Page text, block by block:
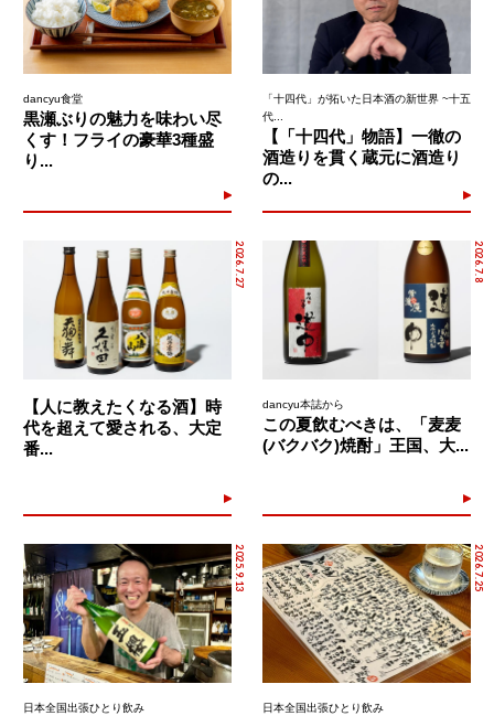
dancyu食堂
黒瀬ぶりの魅力を味わい尽
くす！フライの豪華3種盛
り...
「十四代」が拓いた日本酒の新世界 ~十五
代...
【「十四代」物語】一徹の
酒造りを貫く蔵元に酒造り
の...
2026.7.27
【人に教えたくなる酒】時
代を超えて愛される、大定
番...
2026.7.8
dancyu本誌から
この夏飲むべきは、「麦麦
(バクバク)焼酎」王国、大...
2025.9.13
日本全国出張ひとり飲み
2026.7.25
日本全国出張ひとり飲み